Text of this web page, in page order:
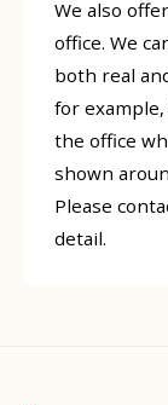
We also
office. We
both real
for
the office
shown
Please
detail.